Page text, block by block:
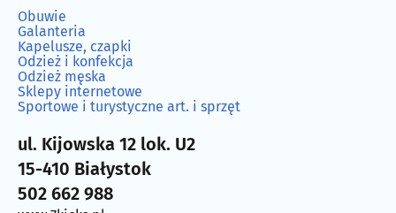
Obuwie
Galanteria
Kapelusze, czapki
Odzież i konfekcja
Odzież męska
Sklepy internetowe
Sportowe i turystyczne art. i sprzęt
ul. Kijowska 12 lok. U2
15-410 Białystok
502 662 988